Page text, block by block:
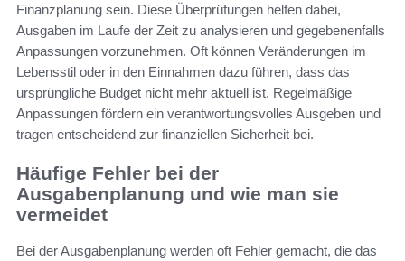
Finanzplanung sein. Diese Überprüfungen helfen dabei,
Ausgaben im Laufe der Zeit zu analysieren und gegebenenfalls
Anpassungen vorzunehmen. Oft können Veränderungen im
Lebensstil oder in den Einnahmen dazu führen, dass das
ursprüngliche Budget nicht mehr aktuell ist. Regelmäßige
Anpassungen fördern ein verantwortungsvolles Ausgeben und
tragen entscheidend zur finanziellen Sicherheit bei.
Häufige Fehler bei der
Ausgabenplanung und wie man sie
vermeidet
Bei der Ausgabenplanung werden oft Fehler gemacht, die das